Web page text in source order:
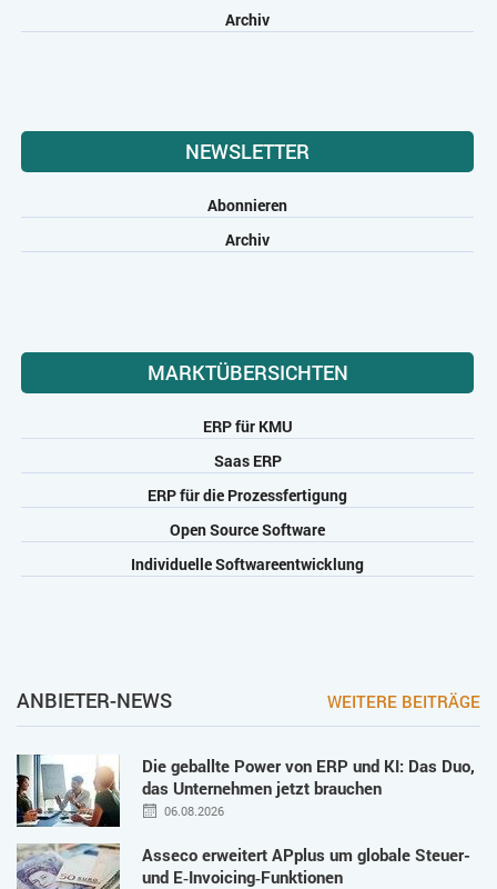
Archiv
NEWSLETTER
Abonnieren
Archiv
MARKTÜBERSICHTEN
ERP für KMU
Saas ERP
ERP für die Prozessfertigung
Open Source Software
Individuelle Softwareentwicklung
ANBIETER-NEWS WEITERE BEITRÄGE
Die geballte Power von ERP und KI: Das Duo,
das Unternehmen jetzt brauchen
06.08.2026
Asseco erweitert APplus um globale Steuer-
und E‑Invoicing‑Funktionen